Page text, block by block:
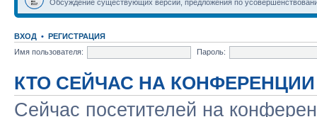
Обсуждение существующих версий, предложения по
ВХОД • РЕГИСТРАЦИЯ
Имя пользователя:
Пароль:
КТО СЕЙЧАС НА КОНФЕРЕНЦИИ
Сейчас посетителей на